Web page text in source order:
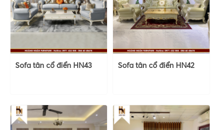
Sofa tân cổ điển HN43 Sofa tân cổ điển HN42